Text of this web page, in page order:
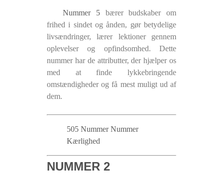
Nummer 5bærer budskaber om
frihed i sindet og ånden, gør betydelige
livsændringer, lærer lektioner gennem
oplevelser og opfindsomhed. Dette
nummer har de attributter, der hjælper os
med at finde lykkebringende
omstændigheder og få mest muligt ud af
dem.
505 Nummer Nummer
Kærlighed
NUMMER 2